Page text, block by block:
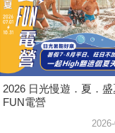
2026 日光慢遊．夏．盛
FUN電營